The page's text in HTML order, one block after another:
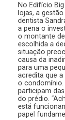
No Edifício
lojas, a
dentista
a pena o
o montante
escolhida a
situação
causa da
para uma
acredita que a
o
participam
do prédio.
está
papel